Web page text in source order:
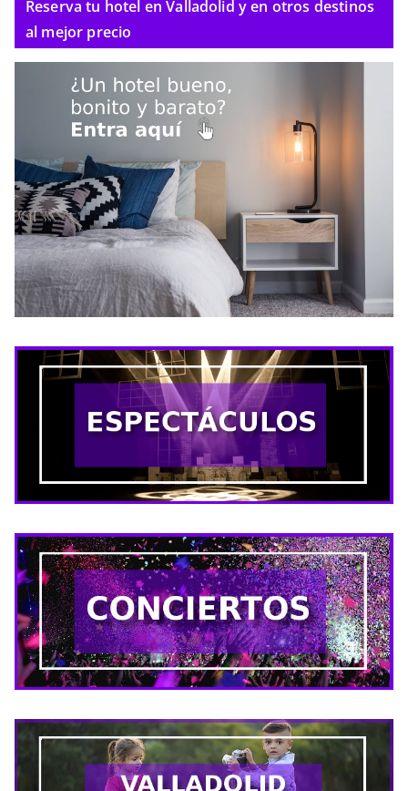
Reserva tu hotel en Valladolid y en otros destinos
al mejor precio